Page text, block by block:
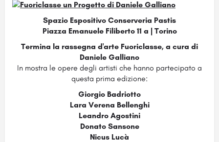
Spazio Espositivo Conserveria Pastis
Piazza Emanuele Filiberto 11 a | Torino
Termina la rassegna d'arte Fuoriclasse, a cura di
Daniele Galliano
In mostra le opere degli artisti che hanno partecipato a
questa prima edizione:
Giorgio Badriotto
Lara Verena Bellenghi
Leandro Agostini
Donato Sansone
Nicus Lucà